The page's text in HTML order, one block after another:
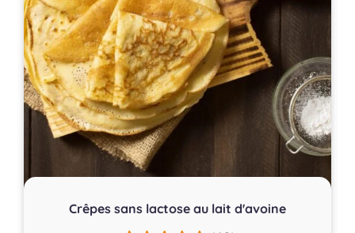
Crêpes sans lactose au lait d'avoine